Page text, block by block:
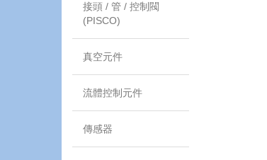
接頭 / 管 / 控制閥
(PISCO)
真空元件
流體控制元件
傳感器